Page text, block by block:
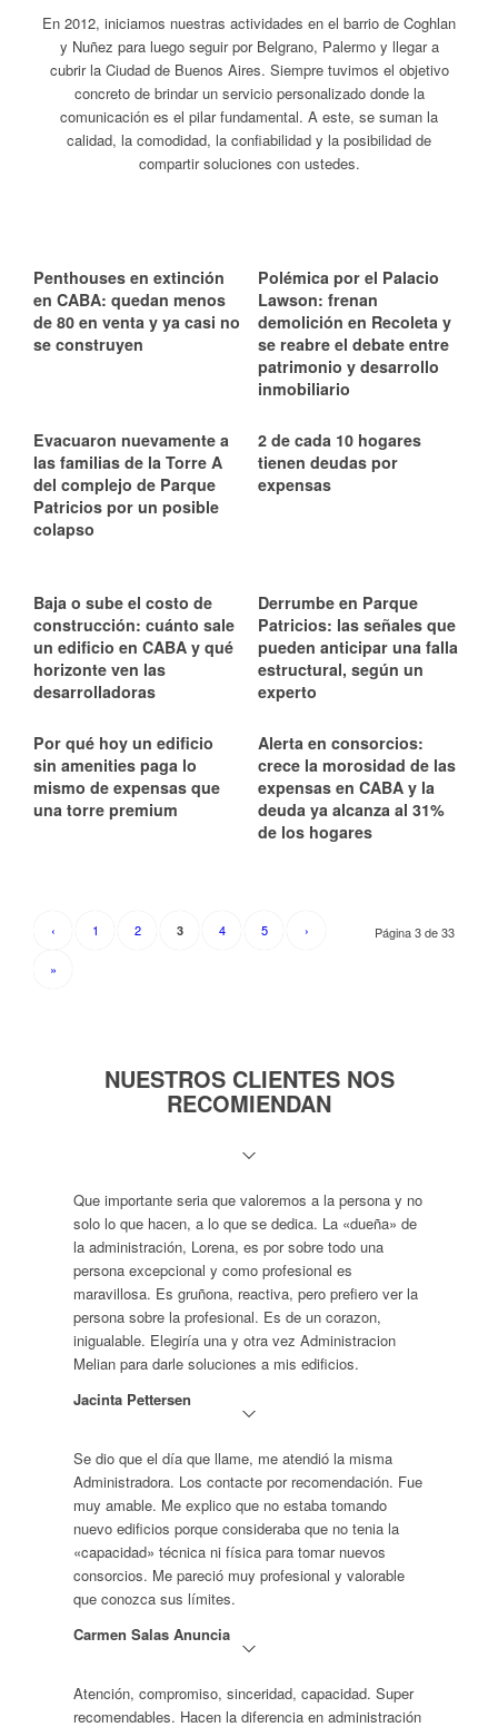
En 2012, iniciamos nuestras actividades en el barrio de Coghlan
y Nuñez para luego seguir por Belgrano, Palermo y llegar a
cubrir la Ciudad de Buenos Aires. Siempre tuvimos el objetivo
concreto de brindar un servicio personalizado donde la
comunicación es el pilar fundamental. A este, se suman la
calidad, la comodidad, la confiabilidad y la posibilidad de
compartir soluciones con ustedes.
Penthouses en extinción
en CABA: quedan menos
de 80 en venta y ya casi no
se construyen
Polémica por el Palacio
Lawson: frenan
demolición en Recoleta y
se reabre el debate entre
patrimonio y desarrollo
inmobiliario
Evacuaron nuevamente a
las familias de la Torre A
del complejo de Parque
Patricios por un posible
colapso
2 de cada 10 hogares
tienen deudas por
expensas
Baja o sube el costo de
construcción: cuánto sale
un edificio en CABA y qué
horizonte ven las
desarrolladoras
Derrumbe en Parque
Patricios: las señales que
pueden anticipar una falla
estructural, según un
experto
Por qué hoy un edificio
sin amenities paga lo
mismo de expensas que
una torre premium
Alerta en consorcios:
crece la morosidad de las
expensas en CABA y la
deuda ya alcanza al 31%
de los hogares
Página 3 de 33
‹ 1 2 3 4 5 ›
»
NUESTROS CLIENTES NOS
RECOMIENDAN
Que importante seria que valoremos a la persona y no
solo lo que hacen, a lo que se dedica. La «dueña» de
la administración, Lorena, es por sobre todo una
persona excepcional y como profesional es
maravillosa. Es gruñona, reactiva, pero prefiero ver la
persona sobre la profesional. Es de un corazon,
inigualable. Elegiría una y otra vez Administracion
Melian para darle soluciones a mis edificios.
Jacinta Pettersen
Se dio que el día que llame, me atendió la misma
Administradora. Los contacte por recomendación. Fue
muy amable. Me explico que no estaba tomando
nuevo edificios porque consideraba que no tenia la
«capacidad» técnica ni física para tomar nuevos
consorcios. Me pareció muy profesional y valorable
que conozca sus límites.
Carmen Salas Anuncia
Atención, compromiso, sinceridad, capacidad. Super
recomendables. Hacen la diferencia en administración